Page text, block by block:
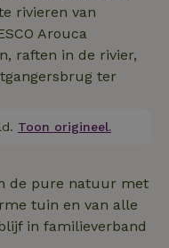
rivieren van
Arouca
raften in de rivier,
ter
Toon origineel.
de pure natuur met
tuin en van alle
in familieverband